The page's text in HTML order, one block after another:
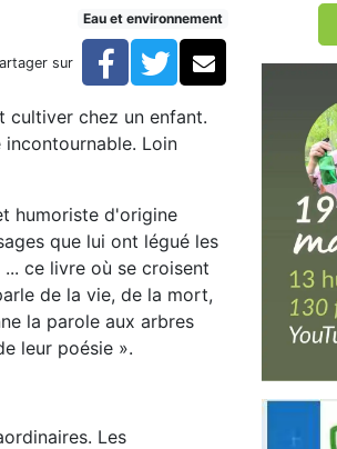
Eau et environnement
sur Facebook
TwitterCourriel
cultiver chez un enfant.
Loin
humoriste d'origine
que lui ont légué les
ce livre où se croisent
de la vie, de la mort,
la parole aux arbres
leur poésie ».
Les